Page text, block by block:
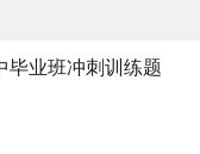
业班冲刺训练题